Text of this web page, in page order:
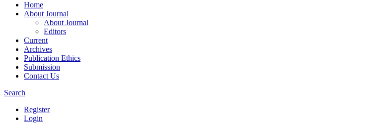
Home
About Journal
About Journal
Editors
Current
Archives
Publication Ethics
Submission
Contact Us
Search
Register
Login